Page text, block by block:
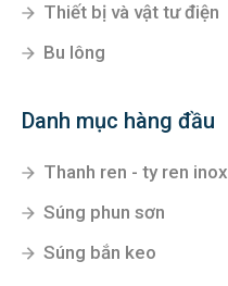
Thiết bị và vật tư điện
Bu lông
Danh mục hàng đầu
Thanh ren - ty ren inox
Súng phun sơn
Súng bắn keo